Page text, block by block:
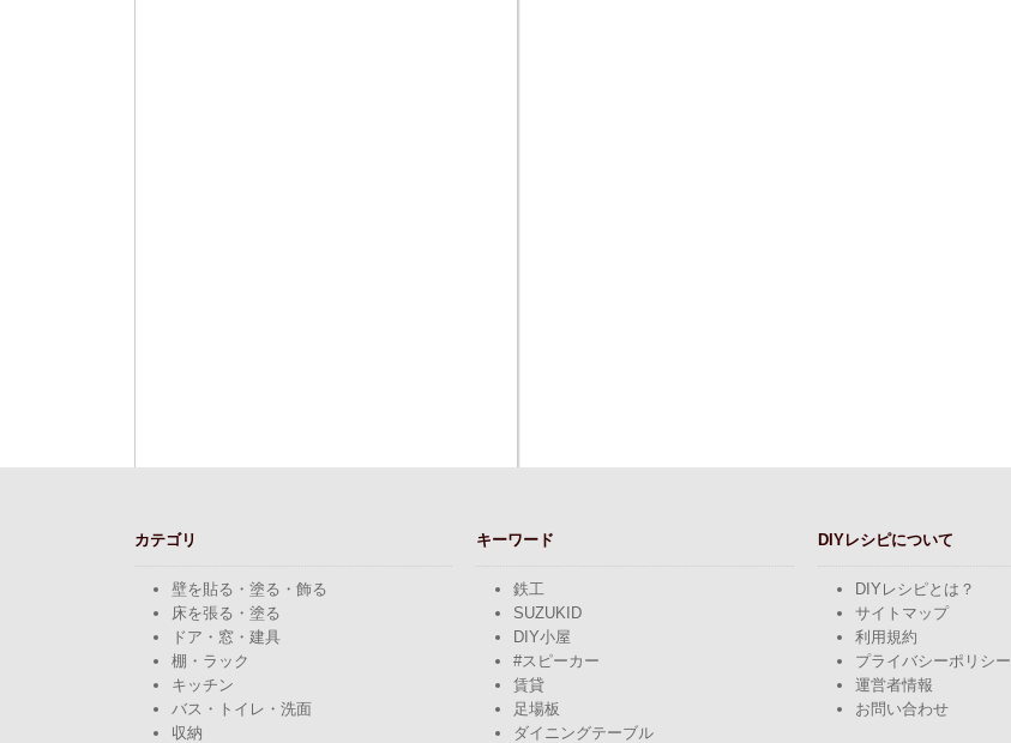
カテゴリ
壁を貼る・塗る・飾る
床を張る・塗る
ドア・窓・建具
棚・ラック
キッチン
バス・トイレ・洗面
収納
キーワード
鉄工
SUZUKID
DIY小屋
#スピーカー
賃貸
足場板
ダイニングテーブル
DIYレシピについて
DIYレシピとは？
サイトマップ
利用規約
プライバシーポリシー
運営者情報
お問い合わせ